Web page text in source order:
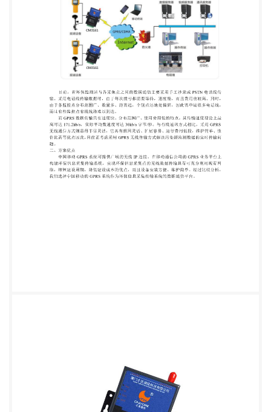
排放总量，监测数据自动传输到省环保监测中心；由
监测中心的计算机进行数据汇总、 整理和综合分析；
监测信息传至省环保局，由省环保局对污染源进行监
督管理。 各污染源排放监测点安装污染源监测仪，
对污染源进行监测。监测中心接收监测点传输 的监测
信息；并负责对监测信息进行分类、筛选和综合分
析。省环保局作为系统的决策中心， 对从监测中心站
获得的监测信息进行分析、调研，及时作出管理决
策，增加管理力度。 目前，省环保监测站与各采集点
之间的数据通信主要采用手工抄录或 PSTN 电话线传
用 GPRS 无线传输方式解决污染源监测数据的实时传
输问 题。 二、方案优点 中国移动 GPRS 系统可提供
广域的无线 IP 连接。在移动通信公司的 GPRS 业务平